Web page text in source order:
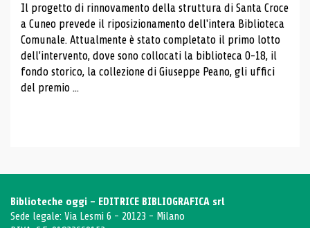
Il progetto di rinnovamento della struttura di Santa Croce
a Cuneo prevede il riposizionamento dell'intera Biblioteca
Comunale. Attualmente è stato completato il primo lotto
dell'intervento, dove sono collocati la biblioteca 0-18, il
fondo storico, la collezione di Giuseppe Peano, gli uffici
del premio ...
Biblioteche oggi - EDITRICE BIBLIOGRAFICA srl
Sede legale: Via Lesmi 6 - 20123 - Milano